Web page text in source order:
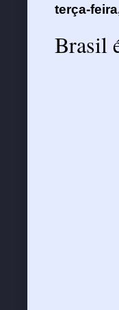
terça-
Brasil